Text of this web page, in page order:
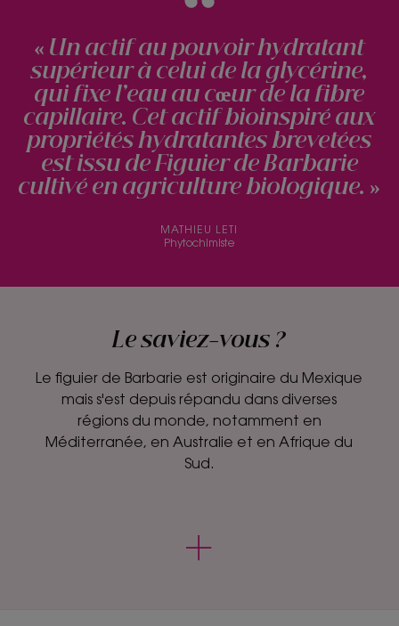
« Un actif au pouvoir hydratant
supérieur à celui de la glycérine,
qui fixe l’eau au cœur de la fibre
capillaire. Cet actif bioinspiré aux
propriétés hydratantes brevetées
est issu de Figuier de Barbarie
cultivé en agriculture biologique. »
MATHIEU LETI
Phytochimiste
Le saviez-vous ?
Le figuier de Barbarie est originaire du Mexique
mais s'est depuis répandu dans diverses
régions du monde, notamment en
Méditerranée, en Australie et en Afrique du
Sud.